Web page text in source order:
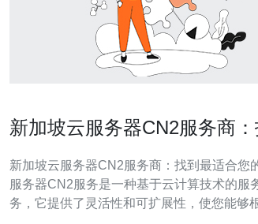
新加坡云服务器CN2服务商
新加坡云服务器CN2服务商：找到最适合您的
服务器CN2服务是一种基于云计算技术的服
务，它提供了灵活性和可扩展性，使您能够